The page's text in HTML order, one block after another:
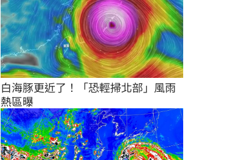
白海豚更近了！「恐輕掃北部」風雨
熱區曝